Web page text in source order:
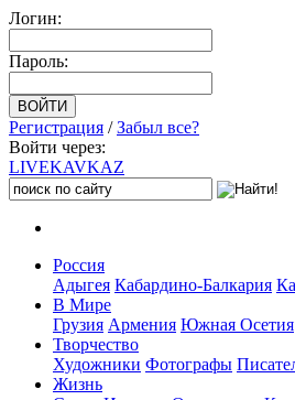
Логин:
Пароль:
Регистрация /Забыл все?
Войти через:
LIVEKAVKAZ
Россия
Адыгея Кабардино-Балкария
В Мире
Грузия Армения Южная Осетия
Творчество
Художники Фотографы
Жизнь